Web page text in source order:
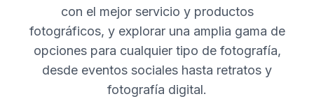
con el mejor servicio y productos
fotográficos, y explorar una amplia gama de
opciones para cualquier tipo de fotografía,
desde eventos sociales hasta retratos y
fotografía digital.